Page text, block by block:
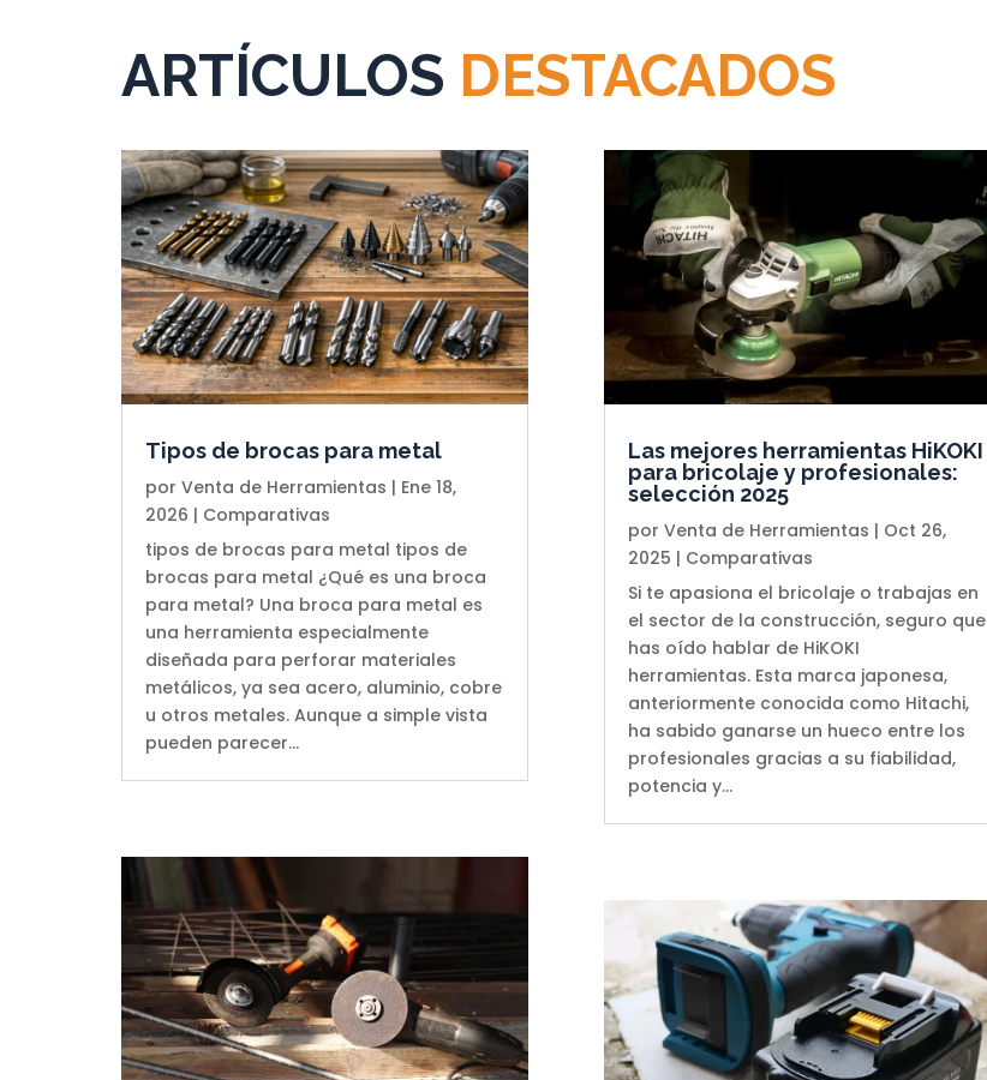
ARTÍCULOS DESTACADOS
Tipos de brocas para metal
por Venta de Herramientas | Ene 18,
2026 | Comparativas
tipos de brocas para metal tipos de
brocas para metal ¿Qué es una broca
para metal? Una broca para metal es
una herramienta especialmente
diseñada para perforar materiales
metálicos, ya sea acero, aluminio, cobre
u otros metales. Aunque a simple vista
pueden parecer...
Las mejores herramientas HiKOKI
para bricolaje y profesionales:
selección 2025
por Venta de Herramientas | Oct 26,
2025 | Comparativas
Si te apasiona el bricolaje o trabajas en
el sector de la construcción, seguro que
has oído hablar de HiKOKI
herramientas. Esta marca japonesa,
anteriormente conocida como Hitachi,
ha sabido ganarse un hueco entre los
profesionales gracias a su fiabilidad,
potencia y...